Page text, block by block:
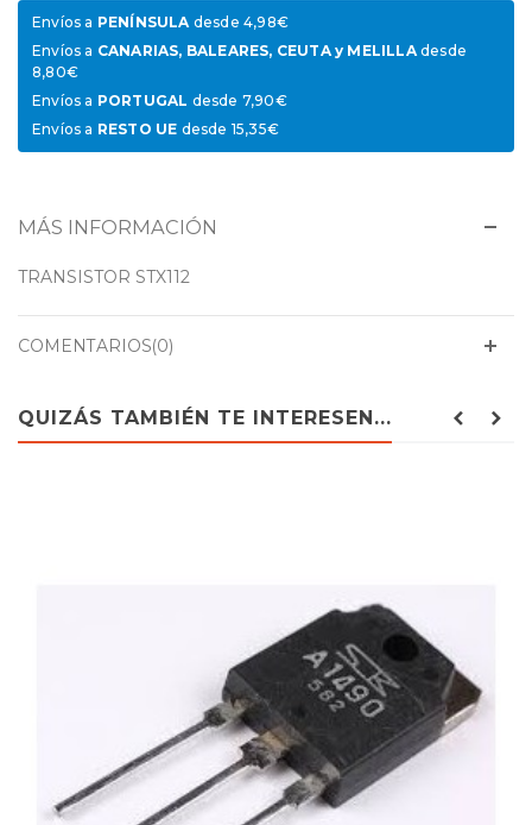
Envíos a PENÍNSULAdesde 4,98€
Envíos a CANARIAS, BALEARES, CEUTA y MELILLAdesde
8,80€
Envíos a PORTUGAL desde 7,90€
Envíos a RESTO UE desde 15,35€
MÁS INFORMACIÓN
TRANSISTOR STX112
COMENTARIOS(0)
QUIZÁS TAMBIÉN TE INTERESEN...